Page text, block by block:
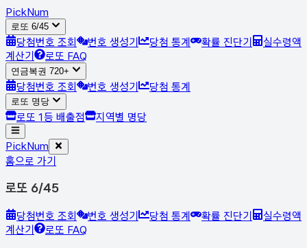
PickNum
로또 6/45
당첨번호 조회 번호 생성기 당첨 통계 확률 진단기
실수령액
계산기
로또 FAQ
연금복권 720+
당첨번호 조회 번호 생성기 당첨 통계
로또 명당
로또 1등 배출점 지역별 명당
PickNum
홈으로 가기
로또 6/45
당첨번호 조회 번호 생성기 당첨 통계 확률 진단기
실수령액
계산기
로또 FAQ